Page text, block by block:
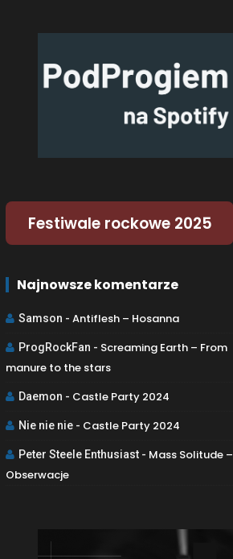
Festiwale rockowe 2025
Najnowsze komentarze
Samson -Antiflesh – Hosanna
ProgRockFan - Screaming Earth – From
manure to the stars
Daemon - Castle Party 2024
Nie nie nie - Castle Party 2024
Peter Steele Enthusiast - Mass Solitude –
Obserwacje